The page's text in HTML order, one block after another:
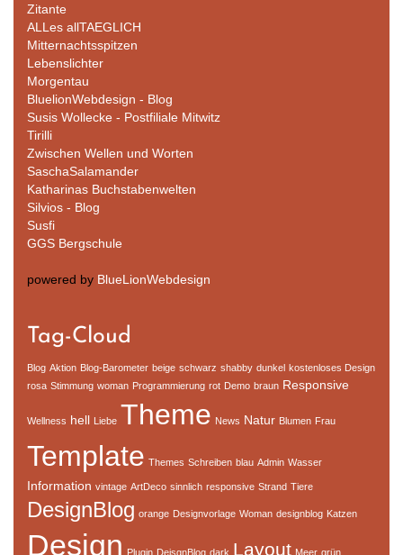
Zitante
ALLes allTAEGLICH
Mitternachtsspitzen
Lebenslichter
Morgentau
BluelionWebdesign - Blog
Susis Wollecke - Postfiliale Mitwitz
Tirilli
Zwischen Wellen und Worten
SaschaSalamander
Katharinas Buchstabenwelten
Silvios - Blog
Susfi
GGS Bergschule
powered by BlueLionWebdesign
Tag-Cloud
Blog Aktion Blog-Barometer beige schwarz shabby dunkel kostenloses Design
rosa Stimmung woman Programmierung rot Demo braun Responsive
Wellness hell Liebe Theme News Natur Blumen Frau
Template Themes Schreiben blau Admin Wasser
Information vintage ArtDeco sinnlich responsive Strand Tiere
DesignBlog orange Designvorlage Woman designblog Katzen
Design Plugin DeisgnBlog dark Layout Meer grün